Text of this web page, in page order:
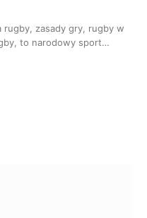
zasady gry, rugby w
to narodowy sport…